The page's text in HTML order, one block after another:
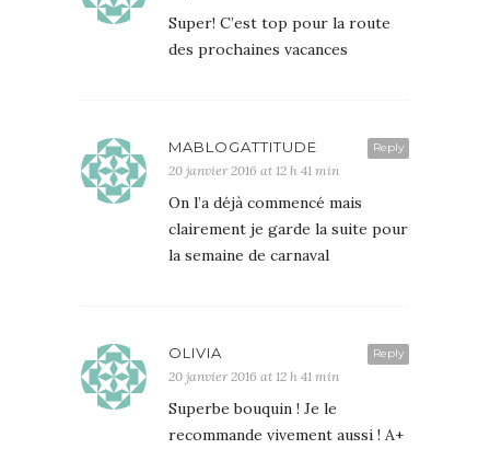
Super! C’est top pour la route
des prochaines vacances
Reply
MABLOGATTITUDE
20 janvier 2016 at 12 h 41 min
On l’a déjà commencé mais
clairement je garde la suite pour
la semaine de carnaval
Reply
OLIVIA
20 janvier 2016 at 12 h 41 min
Superbe bouquin ! Je le
recommande vivement aussi ! A+